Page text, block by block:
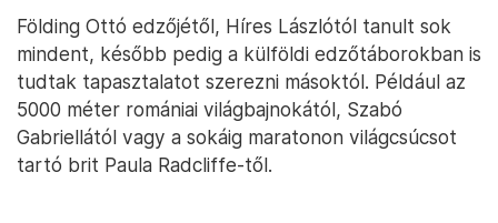
Földing Ottó edzőjétől, Híres Lászlótól tanult sok
mindent, később pedig a külföldi edzőtáborokban is
tudtak tapasztalatot szerezni másoktól. Például az
5000 méter romániai világbajnokától, Szabó
Gabriellától vagy a sokáig maratonon világcsúcsot
tartó brit Paula Radcliffe-től.